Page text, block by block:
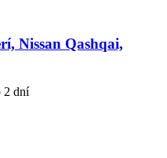
Nissan Qashqai,
2 dní